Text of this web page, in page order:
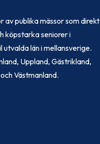
av publika mässor som direkt
köpstarka seniorer i
län i mellansverige.
Uppland, Gästrikland,
Västmanland.